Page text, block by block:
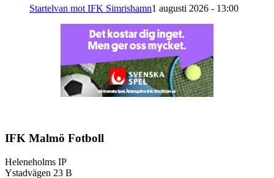
Startelvan mot IFK Simrishamn1 augusti 2026 - 13:00
IFK Malmö Fotboll
Heleneholms IP
Ystadvägen 23 B